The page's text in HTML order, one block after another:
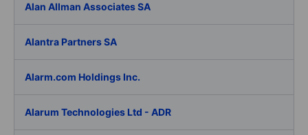
Alan Allman Associates SA
Alantra Partners SA
Alarm.com Holdings Inc.
Alarum Technologies Ltd - ADR